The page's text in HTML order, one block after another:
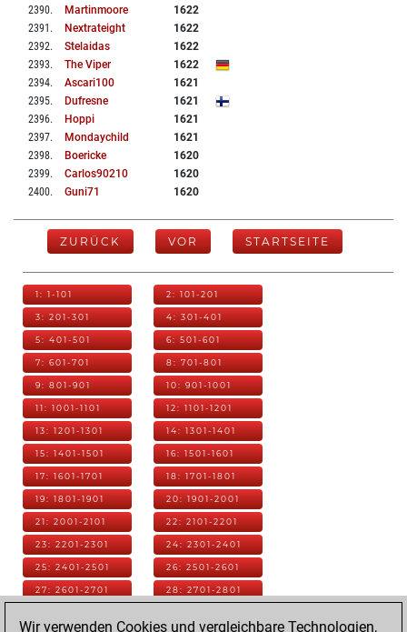
2390. Martinmoore
1622
2391 . Nextrateight
1622
2392. Stelaidas
1622
2393. The Viper
1622
2394. Ascari100
1621
2395. Dufresne
1621
2396. Hoppi
1621
2397. Mondaychild
1621
2398. Boericke
1620
2399. Carlos90210
1620
2400. Guni71 1620
ZURÜCK VOR STARTSEITE
1: 1-101 2: 101-201
3: 201-301 4: 301-401
5: 401-501 6: 501-601
7: 601-701 8: 701-801
9: 801-901 10: 901-1001
11: 1001-1101 12: 1101-1201
13: 1201-1301 14: 1301-1401
15: 1401-1501 16: 1501-1601
17: 1601-1701 18: 1701-1801
19: 1801-1901 20: 1901-2001
21: 2001-2101 22: 2101-2201
23: 2201-2301 24: 2301-2401
25: 2401-2501 26: 2501-2601
27: 2601-2701 28: 2701-2801
Wir verwenden Cookies und vergleichbare Technologien,